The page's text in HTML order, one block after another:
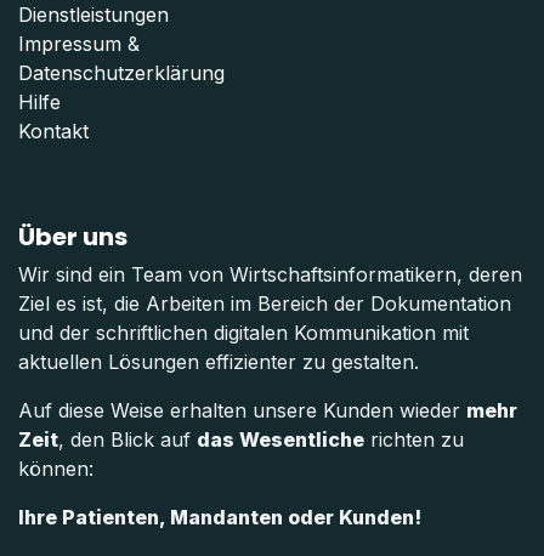
Dienstleistungen
Impressum &
Datenschutzerklärung
Hilfe
Kontakt
Über uns
Wir sind ein Team von Wirtschaftsinformatikern, deren
Ziel es ist, die Arbeiten im Bereich der Dokumentation
und der schriftlichen digitalen Kommunikation mit
aktuellen Lösungen effizienter zu gestalten.
Auf diese Weise erhalten unsere Kunden wieder mehr
Zeit, den Blick auf das Wesentliche richten zu
können:
Ihre Patienten, Mandanten oder Kunden!